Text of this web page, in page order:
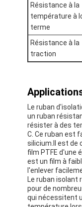
Contrôle de
Contactez-nous
Bande
Ruban adhésif
Ruban adhésif
Ruban adhésif
Résistance à la
température à
terme
Résistance à la
traction
Le ruban
un ruban
résister à des
C. Ce ruban est
silicium.Il est de
film PTFE d'une
est un film à
l'enlever
Le ruban isolant
pour de
qui nécessitent